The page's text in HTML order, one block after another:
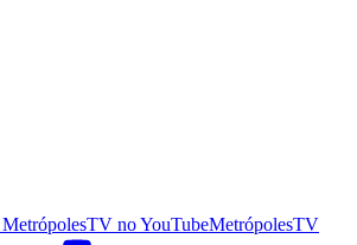
MetrópolesTV noYouTubeMetrópolesTV